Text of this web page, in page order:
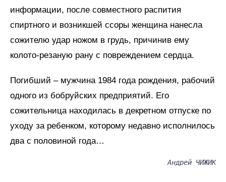
информации, после совместного распития
спиртного и возникшей ссоры женщина нанесла
сожителю удар ножом в грудь, причинив ему
колото-резаную рану с повреждением сердца.
Погибший – мужчина 1984 года рождения, рабочий
одного из бобруйских предприятий. Его
сожительница находилась в декретном отпуске по
уходу за ребенком, которому недавно исполнилось
два с половиной года…
Андрей ЧИЖИК